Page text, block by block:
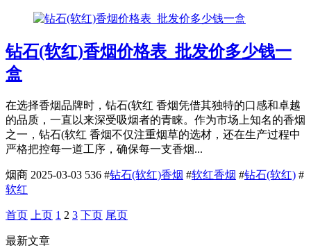
钻石(软红)香烟价格表_批发价多少钱一
盒
在选择香烟品牌时，钻石(软红 香烟凭借其独特的口感和卓越
的品质，一直以来深受吸烟者的青睐。作为市场上知名的香烟
之一，钻石(软红 香烟不仅注重烟草的选材，还在生产过程中
严格把控每一道工序，确保每一支香烟...
烟商 2025-03-03 536 #钻石(软红)香烟 #软红香烟 #钻石(软红) #
软红
首页 上页 1 2 3 下页 尾页
最新文章